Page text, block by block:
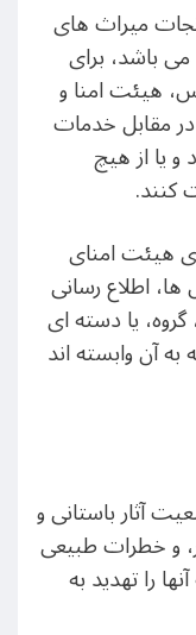
میراث های
باشد، برای
هيئت امنا و
در مقابل خدمات
و يا از هيچ
هيئت امنای
ها، اطلاع رسانی
يا دسته ای
آن وابسته اند
آثار باستانی و
و خطرات طبيعی
را تهديد به